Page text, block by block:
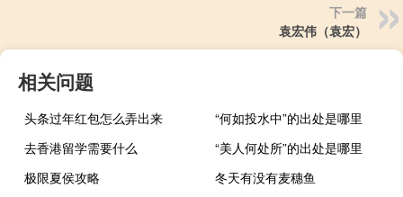
下一篇
袁宏伟（袁宏）
相关问题
头条过年红包怎么弄出来
“何如投水中”的出处是哪里
去香港留学需要什么
“美人何处所”的出处是哪里
极限夏侯攻略
冬天有没有麦穗鱼